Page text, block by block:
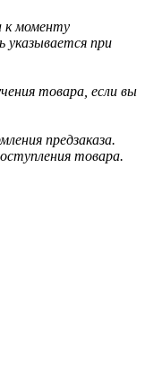
к моменту
указывается при
товара, если вы
предзаказа.
товара.